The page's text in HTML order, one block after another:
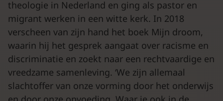
theologie in Nederland en ging als pastor en
migrant werken in een witte kerk. In 2018
verscheen van zijn hand het boek Mijn droom,
waarin hij het gesprek aangaat over racisme en
discriminatie en zoekt naar een rechtvaardige en
vreedzame samenleving. ‘We zijn allemaal
slachtoffer van onze vorming door het onderwijs